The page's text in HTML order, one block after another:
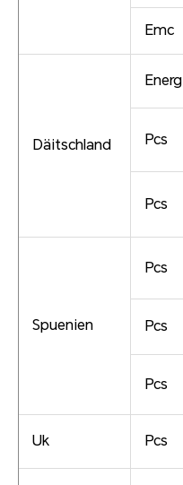
Emc
Däitschland Pcs
Pcs
Spuenien
Pcs
Pcs
Pcs
Uk Pcs